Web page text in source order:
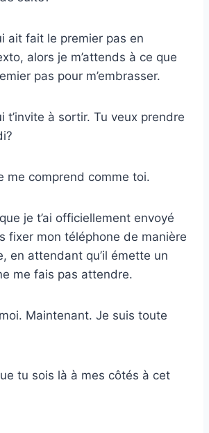
ait fait le premier pas en
alors je m’attends à ce que
pas pour m’embrasser.
t’invite à sortir. Tu veux prendre
me comprend comme toi.
je t’ai officiellement envoyé
fixer mon téléphone de manière
en attendant qu’il émette un
me fais pas attendre.
Maintenant. Je suis toute
tu sois là à mes côtés à cet